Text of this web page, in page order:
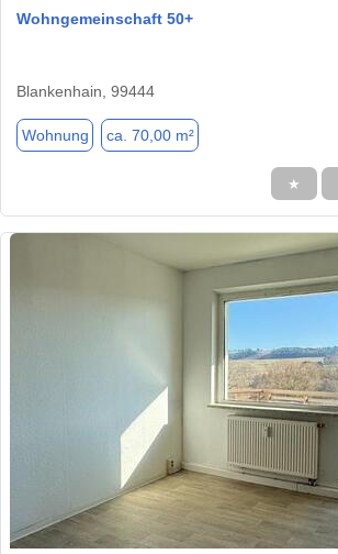
Wohngemeinschaft 50+
Blankenhain, 99444
Wohnung ca. 70,00 m²
★